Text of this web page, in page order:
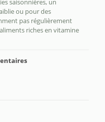
saisonnières, un
ou pour des
pas régulièrement
riches en vitamine